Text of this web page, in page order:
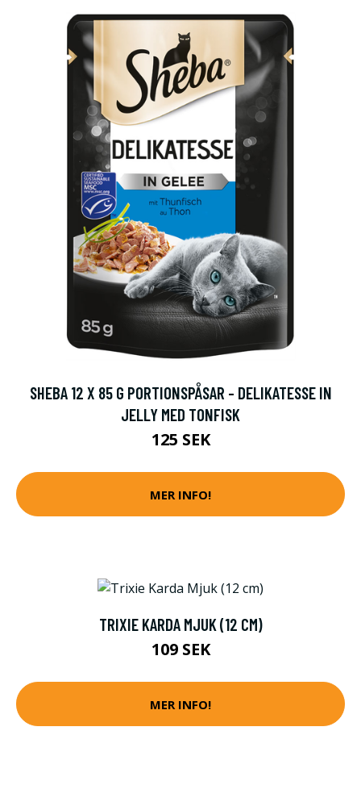
SHEBA 12 X 85 G PORTIONSPÅSAR - DELIKATESSE IN
JELLY MED TONFISK
125 SEK
MER INFO!
TRIXIE KARDA MJUK (12 CM)
109 SEK
MER INFO!